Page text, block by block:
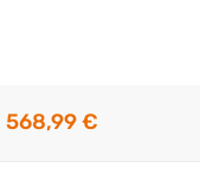
568,99 €